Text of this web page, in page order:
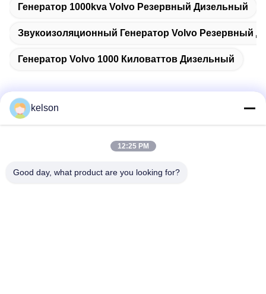
Генератор 1000kva Volvo Резервный Дизельный
Звукоизоляционный Генератор Volvo Резервный
Генератор Volvo 1000 Киловаттов Дизельный
Но. 1, дорога Xinglong 2-ая, индустриальная зона
kelson
12:25 PM
Good day, what product are you looking for?